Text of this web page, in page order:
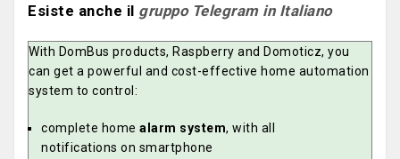
Esiste anche il gruppo Telegram in Italiano
With DomBus products, Raspberry and Domoticz, you
can get a powerful and cost-effective home automation
system to control:
complete home alarm system, with all
notifications on smartphone